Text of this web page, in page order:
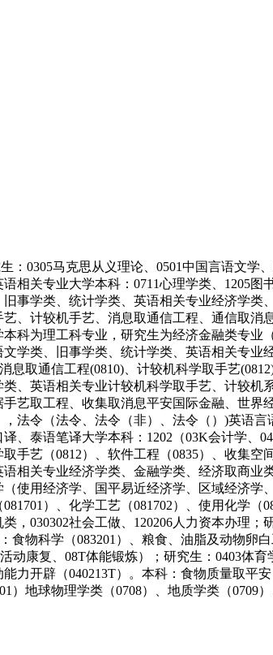
马克思从义理论、0501中国言语文学、
关专业大学本科：0711心理学类、1205图
事学类、统计学类、英语相关专业经济学类
、计较机手艺、消息取通信工程、通信取消
科为理工科专业，研究生为经济金融类专
学类、旧事学类、统计学类、英语相关专业
取通信工程(0810)、计较机科学取手艺
、英语相关专业计较机科学取手艺、计较机
取工程、收集取消息平安国际金融、世界
法令（法令、法令（非）、法令（）)英语
泰语笔译大学本科：1202（03K会计学、
艺（0812）、软件工程（0835）、收集空
关专业经济学类、金融学类、经济取商业
使用经济学、国平易近经济学、区域经济学
）、化学工艺（081702）、使用化学（
030302社会工做、120206人力资本办理；
物科学（083201）、粮食、油脂及动物卵
动康复、08T体能锻炼）；研究生：0403体
力开辟（040213T）。本科：食物质量取平
）地球物理学类（0708）、地质学类（0709